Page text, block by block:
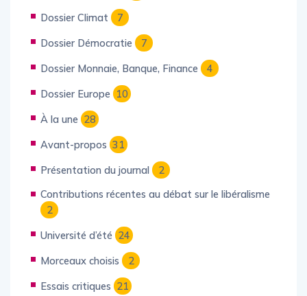
Dossier Climat
7
Dossier Démocratie
7
Dossier Monnaie, Banque, Finance
4
Dossier Europe 10
À la une 28
Avant-propos 31
Présentation du journal
2
Contributions récentes au débat sur le libéralisme
2
Université d’été 24
Morceaux choisis
2
Essais critiques 21